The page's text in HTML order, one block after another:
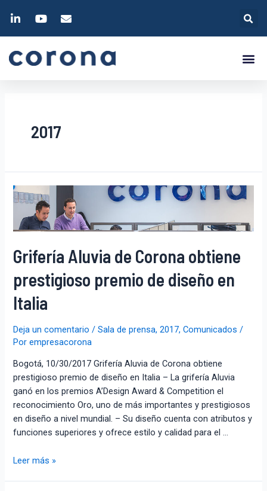
2017
Grifería Aluvia de Corona obtiene
prestigioso premio de diseño en
Italia
Deja un comentario /Sala de prensa,2017,Comunicados /
Porempresacorona
Bogotá, 10/30/2017 Grifería Aluvia de Corona obtiene
prestigioso premio de diseño en Italia – La grifería Aluvia
ganó en los premios A’Design Award & Competition el
reconocimiento Oro, uno de más importantes y prestigiosos
en diseño a nivel mundial. – Su diseño cuenta con atributos y
funciones superiores y ofrece estilo y calidad para el …
Leer más »